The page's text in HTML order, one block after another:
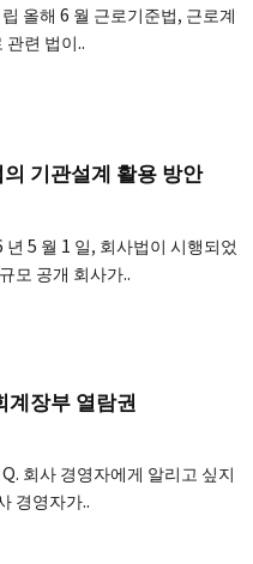
올해 6 월 근로기준법, 근로계
련 법이..
기관설계 활용 방안
5 월 1 일, 회사법이 시행되었
모 공개 회사가..
장부 열람권
회사 경영자에게 알리고 싶지
경영자가..